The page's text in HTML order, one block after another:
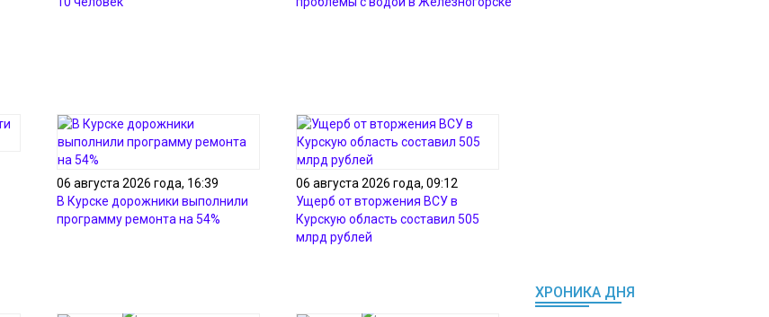
06 августа 2026 года, 16:39
В Курске дорожники выполнили
программу ремонта на 54%
06 августа 2026 года, 09:12
Ущерб от вторжения ВСУ в
Курскую область составил 505
млрд рублей
ХРОНИКА ДНЯ